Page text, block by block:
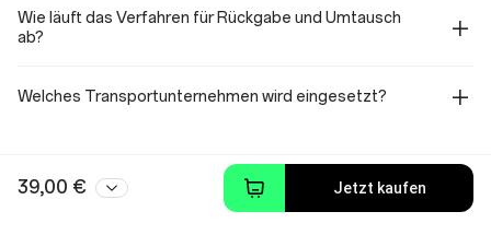
Wie läuft das Verfahren für Rückgabe und Umtausch
ab?
Welches Transportunternehmen wird eingesetzt?
39,00 € Jetzt kaufen